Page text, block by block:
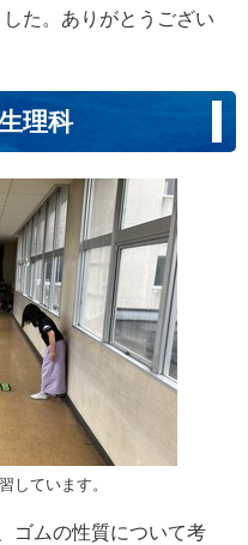
た。ありがとうござい
理科
しています。
ゴムの性質について考